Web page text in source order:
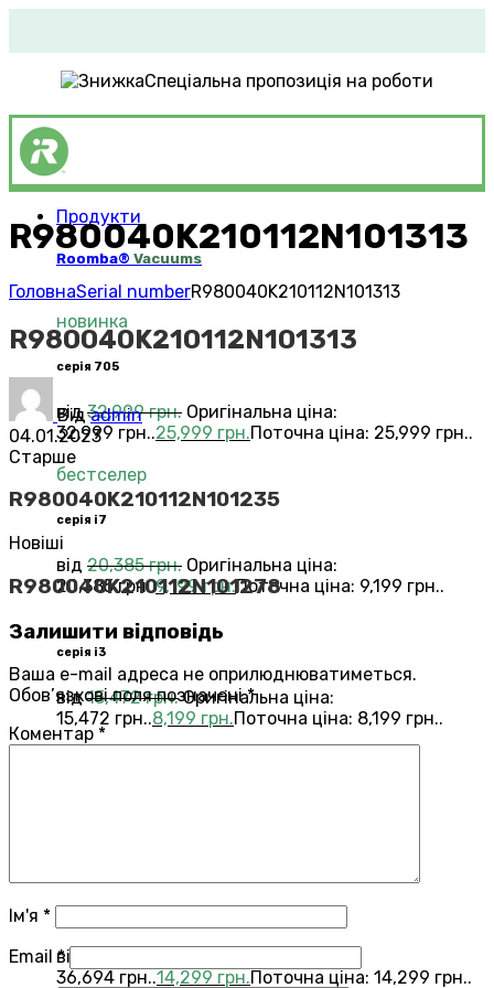
Спеціальна пропозиція на роботи
Продукти
Roomba® Vacuums
новинка
серія 705
від32,999грн. Оригінальна ціна:
32,999 грн..25,999 грн.Поточна ціна: 25,999 грн..
бестселер
серія i7
від 20,385грн. Оригінальна ціна:
20,385 грн..9,199грн.Поточна ціна: 9,199 грн..
серія i3
від15,472грн. Оригінальна ціна:
15,472 грн..8,199 грн.Поточна ціна: 8,199 грн..
від
36,694 грн..14,299 грн.Поточна ціна: 14,299 грн..
R980040K210112N101313
ГоловнаSerial numberR980040K210112N101313
R980040K210112N101313
Відadmin
04.01.2023
Старше
R980040K210112N101235
Новіші
R980040K210112N101278
Залишити відповідь
Ваша e-mail адреса не оприлюднюватиметься.
Обов’язкові поля позначені*
Коментар *
Ім'я *
Email *